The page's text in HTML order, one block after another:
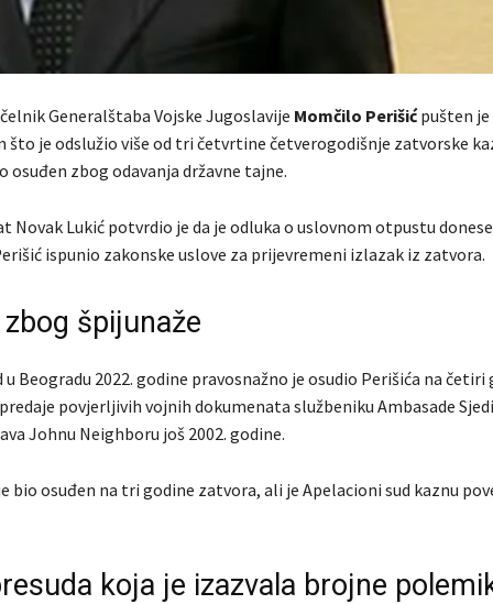
Generalštaba Vojske Jugoslavije Momčilo Perišićpušten je
što je odslužio više od tri četvrtine četverogodišnje zatvorske
osuđen zbog odavanja državne tajne.
Novak Lukić potvrdio je da je odluka o uslovnom otpustu
ispunio zakonske uslove za prijevremeni izlazak iz zatvora.
špijunaže
u Beogradu 2022. godine pravosnažno je osudio Perišića na četiri
povjerljivih vojnih dokumenata službeniku Ambasade
Johnu Neighboru još 2002. godine.
bio osuđen na tri godine zatvora, ali je Apelacioni sud kaznu
koja je izazvala brojne